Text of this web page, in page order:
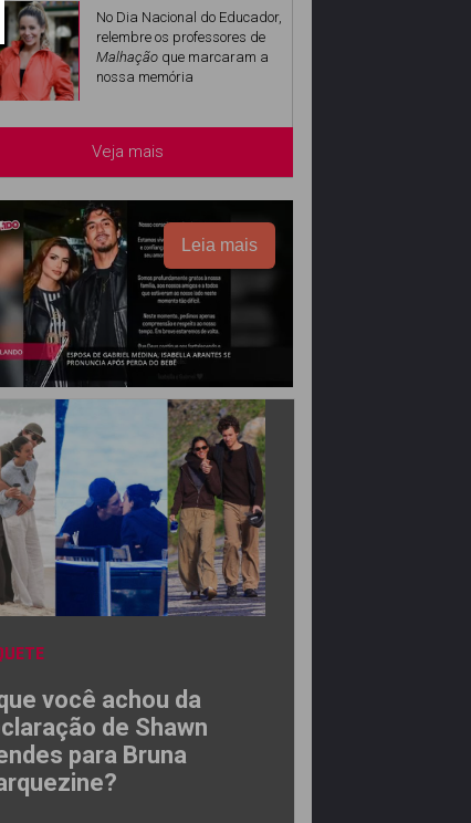
No Dia Nacional do Educador,
relembre os professores de
Malhação que marcaram a
nossa memória
Veja mais
Leia mais
você achou da
de Shawn
para Bruna